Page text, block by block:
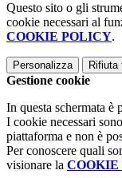
Questo sito o gli
cookie necessari al
COOKIE POLICY.
Personalizza Rifiuta
Gestione cookie
In questa schermata è
I cookie necessari
piattaforma e non è
Per conoscere quali
visionare la